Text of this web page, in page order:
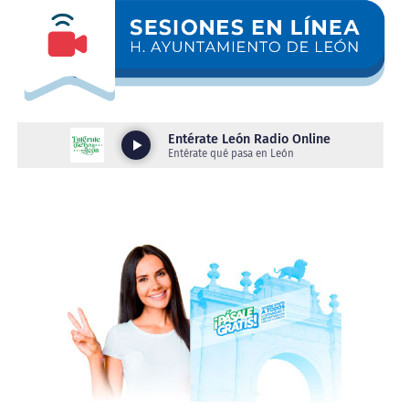
canales de venta.
Además, la estrategia contempla una tercera etapa de
vinculación y fortalecimiento empresarial, mediante
espacios de venta comercial, networking, vinculaciones
de crecimiento de sus proyectos.
indígena, entre junio de 2024 y julio de 2026 se
realizaron 30 exposiciones, ferias y eventos comerciales,
que registraron más de 400 participaciones de familias y
personas artesanas pertenecientes a los pueblos otomí,
náhuatl, mazahua, mixteco, wixárika, triqui y purépecha.
Sus productos han llegado a espacios como Plaza
La Plaza Principal fue el escenario donde las y los
jóvenes ofrecieron de manera gratuita servicios de
aplicación de uñas de acrílico, barbería y alaciado
permanente, brindando atención a más de 250
Además, el evento contó con exhibiciones de globoflexia
Durante el evento, el director general del IMJU León,
Salvador Toledo Muñoz, destacó que este tipo de
iniciativas permiten a las juventudes descubrir su
talento y dar sus primeros pasos hacia un plan de vida.
“Esta feria de servicios nace de nuestros talleres
gratuitos, los cuales buscan impulsar los planes de